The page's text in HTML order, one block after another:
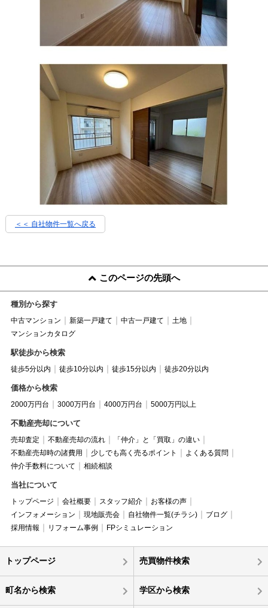
＜＜ 自社物件一覧へ戻る
このページの先頭へ
種別から探す
中古マンション 新築一戸建て 中古一戸建て
土地
マンションカタログ
駅徒歩から検索
徒歩5分以内 徒歩10分以内 徒歩15分以内 徒歩20分以内
価格から検索
2000万円台 3000万円台 4000万円台 5000万円以上
不動産売却について
売却査定 不動産売却の流れ
「仲介」と「買取」の違い
不動産売却時の諸費用
少しでも高く売るポイント
よくある質問
仲介手数料について
相続相談
当社について
トップページ 会社概要 スタッフ紹介
お客様の声
インフォメーション
現地販売会 自社物件一覧(チラシ)
ブログ
採用情報
リフォーム事例 FPシミュレーション
トップページ 売買物件検索
町名から検索 学区から検索